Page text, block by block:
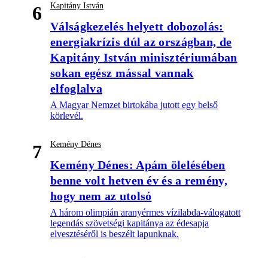
6 Kapitány István
Válságkezelés helyett dobozolás:
energiakrízis dúl az országban, de
Kapitány István minisztériumában
sokan egész mással vannak
elfoglalva
A Magyar Nemzet birtokába jutott egy belső
körlevél.
7 Kemény Dénes
Kemény Dénes: Apám ölelésében
benne volt hetven év és a remény,
hogy nem az utolsó
A három olimpián aranyérmes vízilabda-válogatott
legendás szövetségi kapitánya az édesapja
elvesztéséről is beszélt lapunknak.